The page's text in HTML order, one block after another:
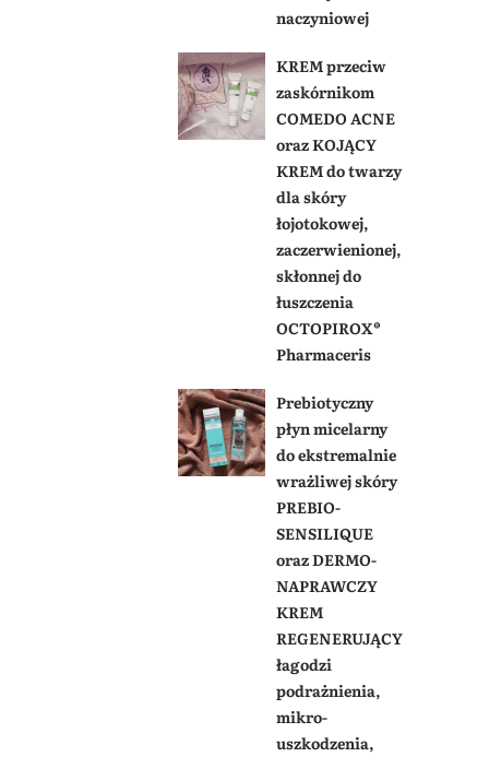
naczyniowej
KREM przeciw
zaskórnikom
COMEDO ACNE
oraz KOJĄCY
KREM do twarzy
dla skóry
łojotokowej,
zaczerwienionej,
skłonnej do
łuszczenia
OCTOPIROX®
Pharmaceris
Prebiotyczny
płyn micelarny
do ekstremalnie
wrażliwej skóry
PREBIO-
SENSILIQUE
oraz DERMO-
NAPRAWCZY
KREM
REGENERUJĄCY
łagodzi
podrażnienia,
mikro-
uszkodzenia,